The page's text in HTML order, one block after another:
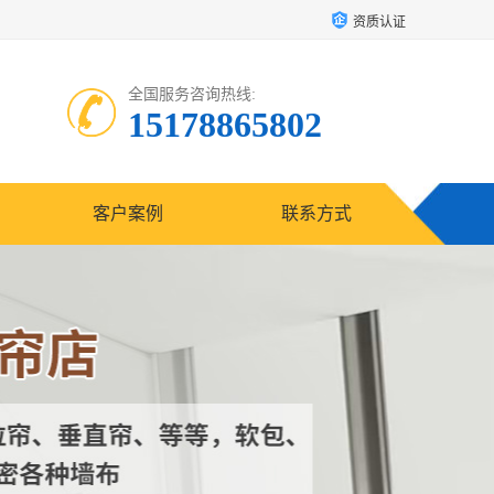
资质认证
全国服务咨询热线:
15178865802
客户案例 联系方式